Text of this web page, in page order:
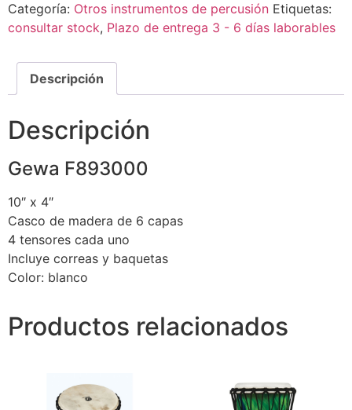
Categoría: Otros instrumentos de percusión Etiquetas:
consultar stock, Plazo de entrega 3 - 6 días laborables
Descripción
Descripción
Gewa F893000
10″ x 4″
Casco de madera de 6 capas
4 tensores cada uno
Incluye correas y baquetas
Color: blanco
Productos relacionados